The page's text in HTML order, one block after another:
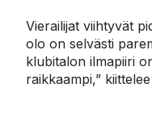
Vierailijat viihtyvät
olo on selvästi
klubitalon ilmapiiri
raikkaampi,”